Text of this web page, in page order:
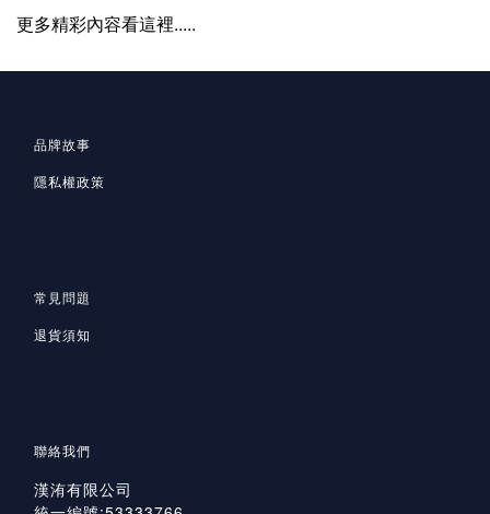
更多精彩內容看這裡.....
品牌故事
隱私權政策
常見問題
退貨須知
聯絡我們
漢洧有限公司